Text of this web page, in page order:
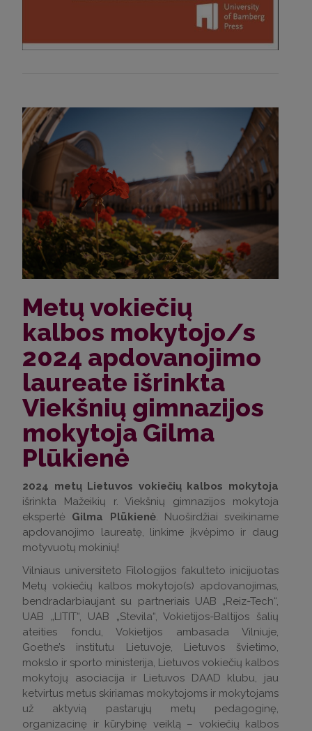
Metų vokiečių
kalbos mokytojo/s
2024 apdovanojimo
laureate išrinkta
Viekšnių gimnazijos
mokytoja Gilma
Plūkienė
2024 metų Lietuvos vokiečių kalbos mokytoja
išrinkta Mažeikių r. Viekšnių gimnazijos mokytoja
ekspertė Gilma Plūkienė. Nuoširdžiai sveikiname
apdovanojimo laureatę, linkime įkvėpimo ir daug
motyvuotų mokinių!
Vilniaus universiteto Filologijos fakulteto inicijuotas
Metų vokiečių kalbos mokytojo(s) apdovanojimas,
bendradarbiaujant su partneriais UAB „Reiz-Tech“,
UAB „LITIT“, UAB „Stevila“, Vokietijos-Baltijos šalių
ateities fondu, Vokietijos ambasada Vilniuje,
Goethe’s institutu Lietuvoje, Lietuvos švietimo,
mokslo ir sporto ministerija, Lietuvos vokiečių kalbos
mokytojų asociacija ir Lietuvos DAAD klubu, jau
ketvirtus metus skiriamas mokytojoms ir mokytojams
už aktyvią pastarųjų metų pedagoginę,
organizacinę ir kūrybinę veiklą – vokiečių kalbos